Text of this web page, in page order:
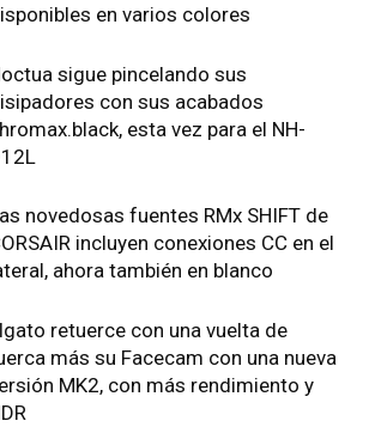
en varios colores
sigue pincelando sus
con sus acabados
esta vez para el NH-
novedosas fuentes RMx SHIFT de
incluyen conexiones CC en el
ahora también en blanco
retuerce con una vuelta de
más su Facecam con una nueva
MK2, con más rendimiento y